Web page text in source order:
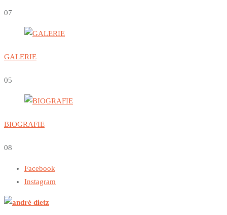
07
GALERIE
05
BIOGRAFIE
08
Facebook
Instagram